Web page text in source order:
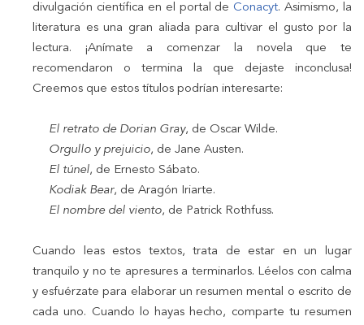
divulgación científica en el portal de Conacyt. Asimismo, la
literatura es una gran aliada para cultivar el gusto por la
lectura. ¡Anímate a comenzar la novela que te
recomendaron o termina la que dejaste inconclusa!
Creemos que estos títulos podrían interesarte:
El retrato de Dorian Gray, de Oscar Wilde.
Orgullo y prejuicio, de Jane Austen.
El túnel, de Ernesto Sábato.
Kodiak Bear, de Aragón Iriarte.
El nombre del viento, de Patrick Rothfuss.
Cuando leas estos textos, trata de estar en un lugar
tranquilo y no te apresures a terminarlos. Léelos con calma
y esfuérzate para elaborar un resumen mental o escrito de
cada uno. Cuando lo hayas hecho, comparte tu resumen